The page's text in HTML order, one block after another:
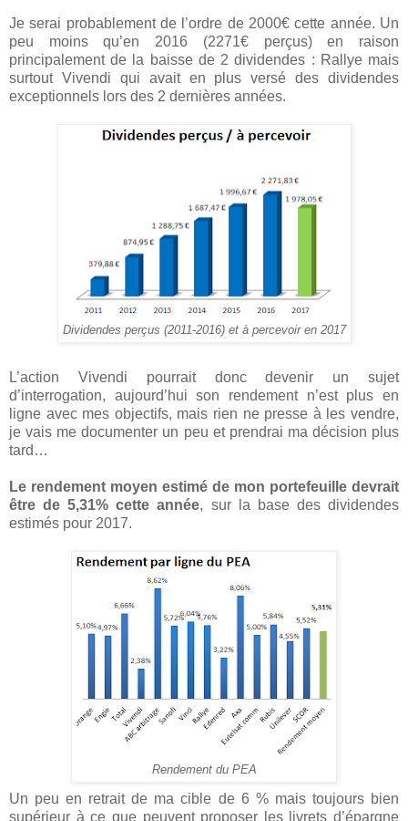
Je serai probablement de l’ordre de 2000€ cette année. Un
peu moins qu’en 2016 (2271€ perçus) en raison
principalement de la baisse de 2 dividendes : Rallye mais
surtout Vivendi qui avait en plus versé des dividendes
exceptionnels lors des 2 dernières années.
Dividendes perçus (2011-2016) et à percevoir en 2017
L’action Vivendi pourrait donc devenir un sujet
d’interrogation, aujourd’hui son rendement n’est plus en
ligne avec mes objectifs, mais rien ne presse à les vendre,
je vais me documenter un peu et prendrai ma décision plus
tard…
Le rendement moyen estimé de mon portefeuille devrait
être de 5,31% cette année, sur la base des dividendes
estimés pour 2017.
Rendement du PEA
Un peu en retrait de ma cible de 6 % mais toujours bien
supérieur à ce que peuvent proposer les livrets d’épargne